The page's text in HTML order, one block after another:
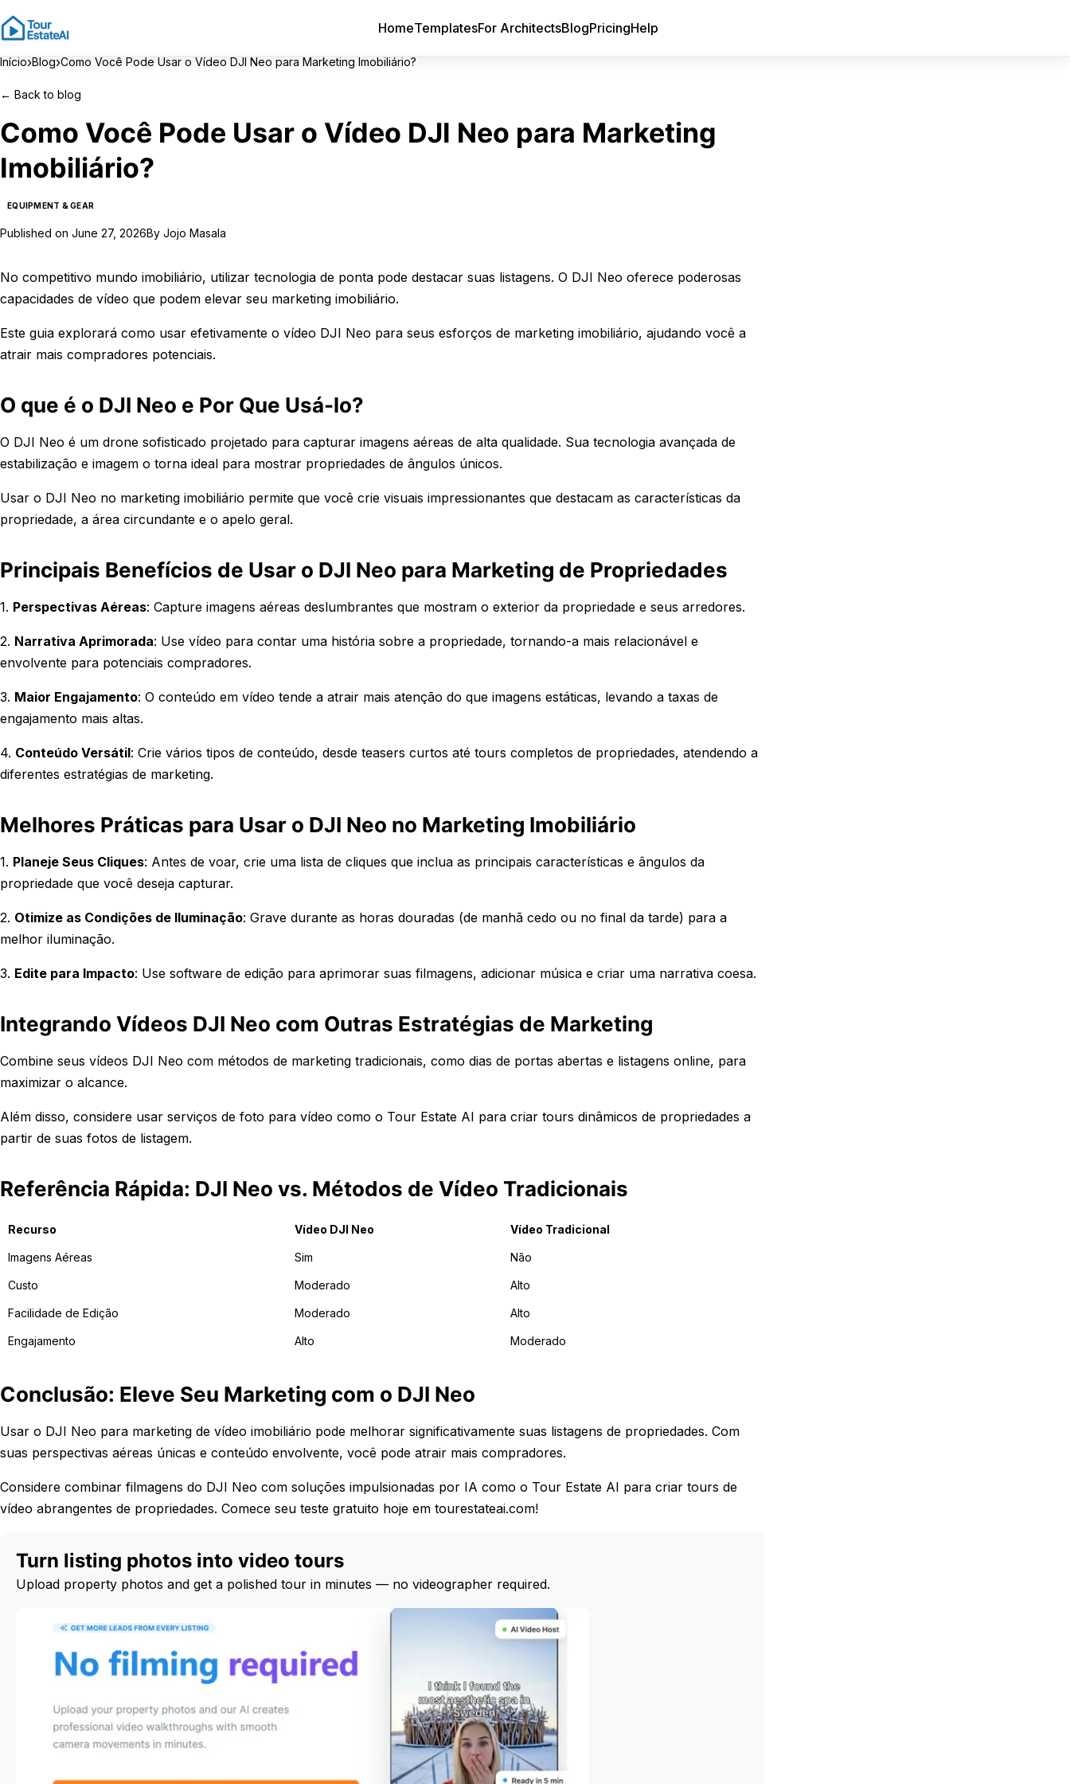
HomeTemplatesFor ArchitectsBlogPricingHelp
Início›Blog›Como Você Pode Usar o Vídeo DJI Neo para Marketing Imobiliário?
← Back to blog
Como Você Pode Usar o Vídeo DJI Neo para Marketing
Imobiliário?
EQUIPMENT & GEAR
Published on June 27, 2026By Jojo Masala
No competitivo mundo imobiliário, utilizar tecnologia de ponta pode destacar suas listagens. O DJI Neo oferece poderosas
capacidades de vídeo que podem elevar seu marketing imobiliário.
Este guia explorará como usar efetivamente o vídeo DJI Neo para seus esforços de marketing imobiliário, ajudando você a
atrair mais compradores potenciais.
O que é o DJI Neo e Por Que Usá-lo?
O DJI Neo é um drone sofisticado projetado para capturar imagens aéreas de alta qualidade. Sua tecnologia avançada de
estabilização e imagem o torna ideal para mostrar propriedades de ângulos únicos.
Usar o DJI Neo no marketing imobiliário permite que você crie visuais impressionantes que destacam as características da
propriedade, a área circundante e o apelo geral.
Principais Benefícios de Usar o DJI Neo para Marketing de Propriedades
1. Perspectivas Aéreas: Capture imagens aéreas deslumbrantes que mostram o exterior da propriedade e seus arredores.
2. Narrativa Aprimorada: Use vídeo para contar uma história sobre a propriedade, tornando-a mais relacionável e
envolvente para potenciais compradores.
3. Maior Engajamento: O conteúdo em vídeo tende a atrair mais atenção do que imagens estáticas, levando a taxas de
engajamento mais altas.
4. Conteúdo Versátil: Crie vários tipos de conteúdo, desde teasers curtos até tours completos de propriedades, atendendo a
diferentes estratégias de marketing.
Melhores Práticas para Usar o DJI Neo no Marketing Imobiliário
1. Planeje Seus Cliques: Antes de voar, crie uma lista de cliques que inclua as principais características e ângulos da
propriedade que você deseja capturar.
2. Otimize as Condições de Iluminação: Grave durante as horas douradas (de manhã cedo ou no final da tarde) para a
melhor iluminação.
3. Edite para Impacto: Use software de edição para aprimorar suas filmagens, adicionar música e criar uma narrativa coesa.
Integrando Vídeos DJI Neo com Outras Estratégias de Marketing
Combine seus vídeos DJI Neo com métodos de marketing tradicionais, como dias de portas abertas e listagens online, para
maximizar o alcance.
Além disso, considere usar serviços de foto para vídeo como o Tour Estate AI para criar tours dinâmicos de propriedades a
partir de suas fotos de listagem.
Referência Rápida: DJI Neo vs. Métodos de Vídeo Tradicionais
Recurso Vídeo DJI Neo Vídeo Tradicional
Imagens Aéreas Sim Não
Custo Moderado Alto
Facilidade de Edição Moderado Alto
Engajamento Alto Moderado
Conclusão: Eleve Seu Marketing com o DJI Neo
Usar o DJI Neo para marketing de vídeo imobiliário pode melhorar significativamente suas listagens de propriedades. Com
suas perspectivas aéreas únicas e conteúdo envolvente, você pode atrair mais compradores.
Considere combinar filmagens do DJI Neo com soluções impulsionadas por IA como o Tour Estate AI para criar tours de
vídeo abrangentes de propriedades. Comece seu teste gratuito hoje em tourestateai.com!
Turn listing photos into video tours
Upload property photos and get a polished tour in minutes — no videographer required.